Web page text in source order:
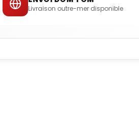
Livraison outre-mer disponible